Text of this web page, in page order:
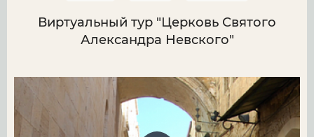
Виртуальный тур "Церковь Святого
Александра Невского"